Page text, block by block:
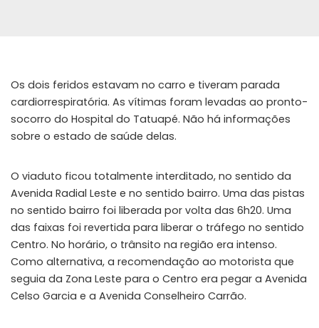
Os dois feridos estavam no carro e tiveram parada
cardiorrespiratória. As vítimas foram levadas ao pronto-
socorro do Hospital do Tatuapé. Não há informações
sobre o estado de saúde delas.
O viaduto ficou totalmente interditado, no sentido da
Avenida Radial Leste e no sentido bairro. Uma das pistas
no sentido bairro foi liberada por volta das 6h20. Uma
das faixas foi revertida para liberar o tráfego no sentido
Centro. No horário, o trânsito na região era intenso.
Como alternativa, a recomendação ao motorista que
seguia da Zona Leste para o Centro era pegar a Avenida
Celso Garcia e a Avenida Conselheiro Carrão.